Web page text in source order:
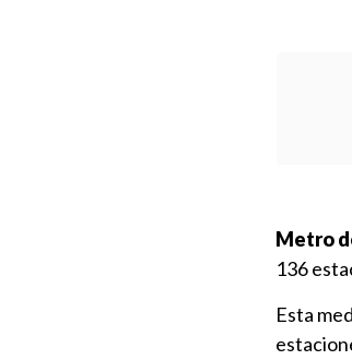
Metro
136
Esta